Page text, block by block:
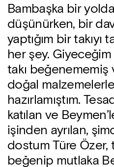
Bambaşka bir
düşünürken, bir
yaptığım bir takıyı
her şey.
takı beğenememiş
doğal malzemelerle
hazırlamıştım.
katılan ve
işinden ayrılan,
dostum Türe Özer,
beğenip mutlaka